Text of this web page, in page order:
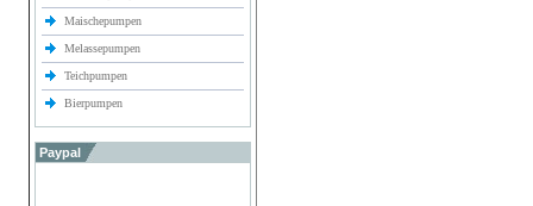
Maischepumpen
Melassepumpen
Teichpumpen
Bierpumpen
Paypal